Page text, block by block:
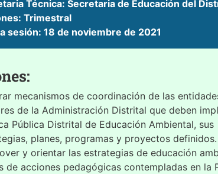
Técnica: Secretaria de Educación del
Trimestral
sesión: 18 de noviembre de 2021
mecanismos de coordinación de las
de la Administración Distrital que deben
Pública Distrital de Educación Ambiental, sus
planes, programas y proyectos definidos.
y orientar las estrategias de educación
de acciones pedagógicas contempladas en la